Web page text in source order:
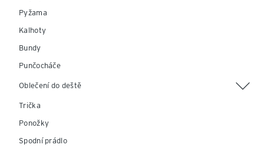
Pyžama
Kalhoty
Bundy
Punčocháče
Oblečení do deště
Trička
Ponožky
Spodní prádlo